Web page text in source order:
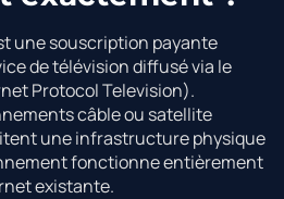
une souscription payante
de télévision diffusé via le
Protocol Television).
câble ou satellite
une infrastructure physique
fonctionne entièrement
existante.